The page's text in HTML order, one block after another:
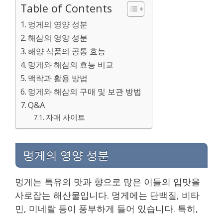
Table of Contents
멍게의 영양 성분
해삼의 영양 성분
해양 식품의 공통 효능
멍게와 해삼의 효능 비교
맥락과 활용 방법
멍게와 해삼의 구매 및 보관 방법
Q&A
자매 사이트
멍게의 영양 성분
멍게는 특유의 맛과 향으로 많은 이들의 입맛을
사로잡는 해산물입니다. 멍게에는 단백질, 비타
민, 미네랄 등이 풍부하게 들어 있습니다. 특히,